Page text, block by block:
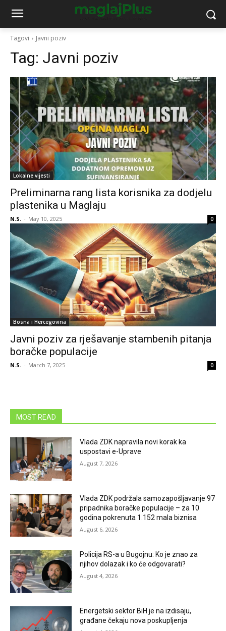
Tagovi Javni poziv
Tag: Javni poziv
Lokalne vijesti
Preliminarna rang lista korisnika za dodjelu
plastenika u Maglaju
N.S. - May 10, 2025 0
Bosna i Hercegovina
Javni poziv za rješavanje stambenih pitanja
boračke populacije
N.S. - March 7, 2025 0
MOST READ
Vlada ZDK napravila novi korak ka
uspostavi e-Uprave
August 7, 2026
Vlada ZDK podržala samozapošljavanje 97
pripadnika boračke populacije – za 10
godina pokrenuta 1.152 mala biznisa
August 6, 2026
Policija RS-a u Bugojnu: Ko je znao za
njihov dolazak i ko će odgovarati?
August 4, 2026
Energetski sektor BiH je na izdisaju,
građane čekaju nova poskupljenja